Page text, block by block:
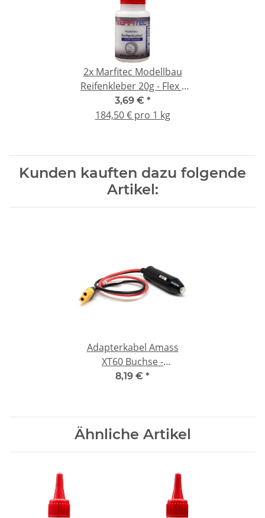
2x Marfitec Modellbau
Reifenkleber 20g - Flex -
Standard Verschluss
3,69 € *
184,50 € pro 1 kg
Kunden kauften dazu folgende
Artikel:
Adapterkabel Amass
XT60 Buchse -
Zigarettenanzünder
8,19 € *
Ähnliche Artikel